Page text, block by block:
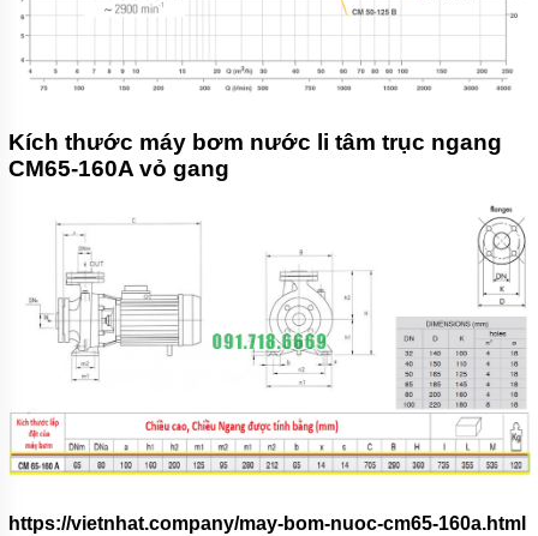
Kích thước máy bơm nước li tâm trục ngang
CM65-160A vỏ gang
https://vietnhat.company/may-bom-nuoc-cm65-160a.html